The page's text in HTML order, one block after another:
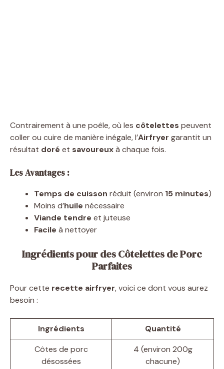
Contrairement à une poêle, où les côtelettes peuvent
coller ou cuire de manière inégale, l’Airfryer garantit un
résultat doré et savoureuxà chaque fois.
Les Avantages :
Temps de cuisson réduit (environ 15 minutes)
Moins d’huile nécessaire
Viande tendre et juteuse
Facile à nettoyer
Ingrédients pour des Côtelettes de Porc
Parfaites
Pour cette recette airfryer, voici ce dont vous aurez
besoin :
Ingrédients
Quantité
Côtes de porc
désossées
4 (environ 200g
chacune)